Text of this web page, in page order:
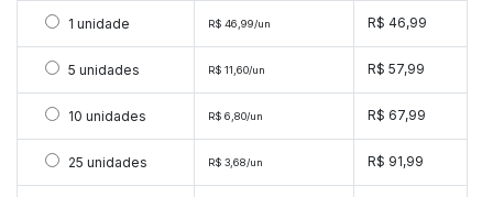
Selecionar 1 unidade
1 unidade R$ 46,99/un R$ 46,99
Selecionar 5 unidades
5 unidades R$ 11,60/un R$ 57,99
Selecionar 10 unidades
10 unidades R$ 6,80/un R$ 67,99
Selecionar 25 unidades
25 unidades R$ 3,68/un R$ 91,99